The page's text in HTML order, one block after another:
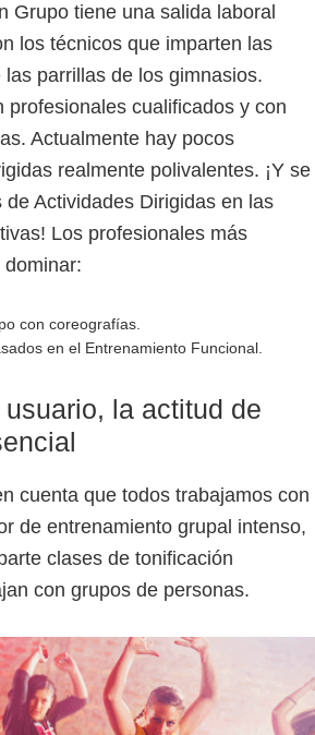
Grupo tiene una salida laboral
los técnicos que imparten las
parrillas de los gimnasios.
profesionales cualificados y con
Actualmente hay pocos
realmente polivalentes. ¡Y se
de Actividades Dirigidas en las
Los profesionales más
con coreografías.
en el Entrenamiento Funcional.
la actitud de
cuenta que todos trabajamos con
de entrenamiento grupal intenso,
clases de tonificación
con grupos de personas.